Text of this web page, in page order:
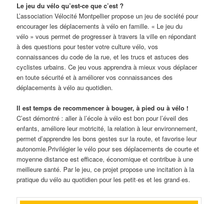
Le jeu du vélo qu’est-ce que c’est ?
L’association Vélocité Montpellier propose un jeu de société pour
encourager les déplacements à vélo en famille. « Le jeu du
vélo » vous permet de progresser à travers la ville en répondant
à des questions pour tester votre culture vélo, vos
connaissances du code de la rue, et les trucs et astuces des
cyclistes urbains. Ce jeu vous apprendra à mieux vous déplacer
en toute sécurité et à améliorer vos connaissances des
déplacements à vélo au quotidien.
Il est temps de recommencer à bouger, à pied ou à vélo !
C’est démontré : aller à l’école à vélo est bon pour l’éveil des
enfants, améliore leur motricité, la relation à leur environnement,
permet d’apprendre les bons gestes sur la route, et favorise leur
autonomie.Privilégier le vélo pour ses déplacements de courte et
moyenne distance est efficace, économique et contribue à une
meilleure santé. Par le jeu, ce projet propose une incitation à la
pratique du vélo au quotidien pour les petit·es et les grand·es.